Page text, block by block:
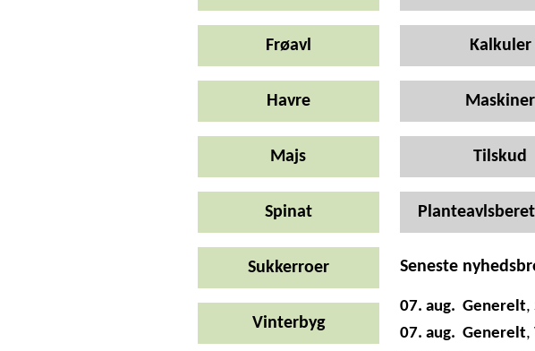
Frøavl
Havre
Majs
Spinat
Sukkerroer
Vinterbyg
Kalkuler
Maskiner
Tilskud
Seneste
07. aug. Generelt,
07. aug. Generelt,